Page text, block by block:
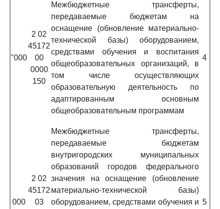
"000
2 02
45172
00
0000
150
Межбюджетные трансферты,
передаваемые бюджетам на
оснащение (обновление материально-
технической базы) оборудованием,
средствами обучения и воспитания
общеобразовательных организаций, в
том числе осуществляющих
образовательную деятельность по
адаптированным основным
общеобразовательным программам
4
000
2 02
45172
03
Межбюджетные трансферты,
передаваемые бюджетам
внутригородских муниципальных
образований городов федерального
значения на оснащение (обновление
материально-технической базы)
оборудованием, средствами обучения и 5